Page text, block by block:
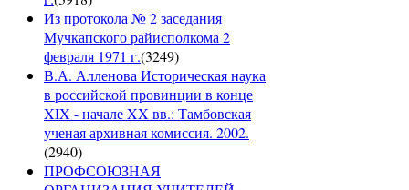
Из протокола № 2 заседания
Мучкапского райисполкома 2
февраля 1971 г.(3249)
В.А. Алленова Историческая наука
в российской провинции в конце
XIX - начале XX вв.: Тамбовская
ученая архивная комиссия. 2002.
(2940)
ПРОФСОЮЗНАЯ